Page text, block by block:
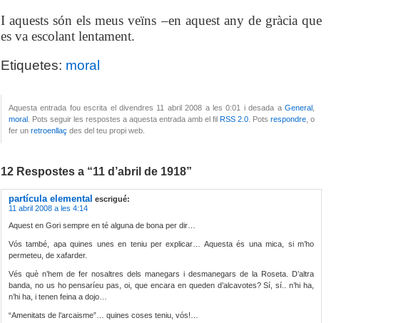
I aquests són els meus veïns –en aquest any de gràcia que
es va escolant lentament.
Etiquetes: moral
Aquesta entrada fou escrita el divendres 11 abril 2008 a les 0:01 i desada a General
moral
. Pots seguir les respostes a aquesta entrada amb el fil RSS 2.0 . Pots respondre , o
fer un retroenllaç des del teu propi web.
12 Respostes a “11 d’abril de 1918”
partícula elemental escrigué:
11 abril 2008 a les 4:14
Aquest en Gori sempre en té alguna de bona per dir…
Vós també, apa quines unes en teniu per explicar… Aquesta és una mica, si m’ho
permeteu, de xafarder.
Vés què n’hem de fer nosaltres dels manegars i desmanegars de la Roseta. D’altra
banda, no us ho pensaríeu pas, oi, que encara en queden d’alcavotes? Sí, sí.. n’hi ha,
n’hi ha, i tenen feina a dojo…
“Amenitats de l’arcaisme”… quines coses teniu, vós!…